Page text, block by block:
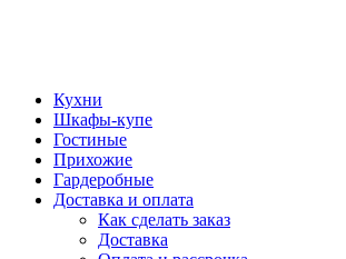
Кухни
Шкафы-купе
Гостиные
Прихожие
Гардеробные
Доставка и оплата
Как сделать заказ
Доставка